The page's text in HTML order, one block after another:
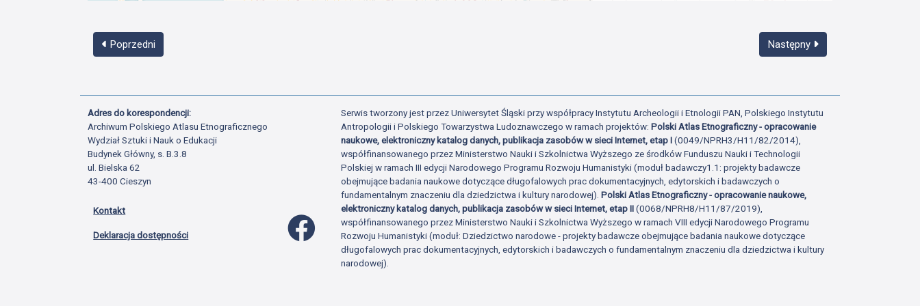
Poprzedni Następny
Adres do korespondencji:
Archiwum Polskiego Atlasu Etnograficznego
Wydział Sztuki i Nauk o Edukacji
Budynek Główny, s. B.3.8
ul. Bielska 62
43-400 Cieszyn
Kontakt
Deklaracja dostępności
Profil Facebook
Serwis tworzony jest przez Uniwersytet Śląski przy współpracy Instytutu Archeologii i Etnologii PAN, Polskiego Instytutu
Antropologii i Polskiego Towarzystwa Ludoznawczego w ramach projektów:Polski Atlas Etnograficzny - opracowanie
naukowe, elektroniczny katalog danych, publikacja zasobów w sieci Internet, etap I(0049/NPRH3/H11/82/2014),
współfinansowanego przez Ministerstwo Nauki i Szkolnictwa Wyższego ze środków Funduszu Nauki i Technologii
Polskiej w ramach III edycji Narodowego Programu Rozwoju Humanistyki (moduł badawczy1.1: projekty badawcze
obejmujące badania naukowe dotyczące długofalowych prac dokumentacyjnych, edytorskich i badawczych o
fundamentalnym znaczeniu dla dziedzictwa i kultury narodowej).Polski Atlas Etnograficzny - opracowanie naukowe,
elektroniczny katalog danych, publikacja zasobów w sieci Internet, etap II(0068/NPRH8/H11/87/2019),
współfinansowanego przez Ministerstwo Nauki i Szkolnictwa Wyższego w ramach VIII edycji Narodowego Programu
Rozwoju Humanistyki (moduł: Dziedzictwo narodowe - projekty badawcze obejmujące badania naukowe dotyczące
długofalowych prac dokumentacyjnych, edytorskich i badawczych o fundamentalnym znaczeniu dla dziedzictwa i kultury
narodowej).